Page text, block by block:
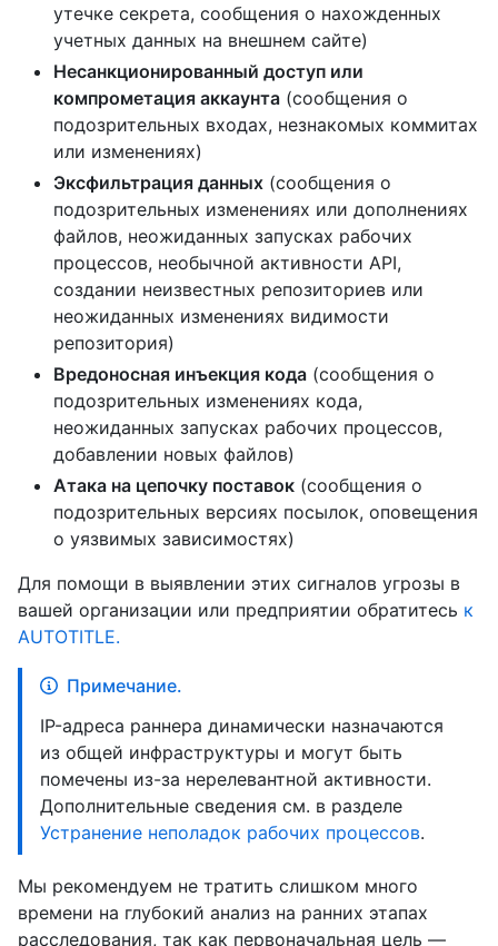
утечке секрета, сообщения о нахожденных
учетных данных на внешнем сайте)
Несанкционированный доступ или
компрометация аккаунта (сообщения о
подозрительных входах, незнакомых коммитах
или изменениях)
Эксфильтрация данных (сообщения о
подозрительных изменениях или дополнениях
файлов, неожиданных запусках рабочих
процессов, необычной активности API,
создании неизвестных репозиториев или
неожиданных изменениях видимости
репозитория)
Вредоносная инъекция кода (сообщения о
подозрительных изменениях кода,
неожиданных запусках рабочих процессов,
добавлении новых файлов)
Атака на цепочку поставок (сообщения о
подозрительных версиях посылок, оповещения
о уязвимых зависимостях)
Для помощи в выявлении этих сигналов угрозы в
вашей организации или предприятии обратитесь к
AUTOTITLE.
Примечание.
IP-адреса раннера динамически назначаются
из общей инфраструктуры и могут быть
помечены из-за нерелевантной активности.
Дополнительные сведения см. в разделе
Устранение неполадок рабочих процессов.
Мы рекомендуем не тратить слишком много
времени на глубокий анализ на ранних этапах
расследования, так как первоначальная цель —